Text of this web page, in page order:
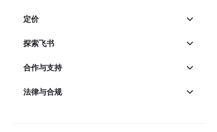
定价
探索飞书
合作与支持
法律与合规